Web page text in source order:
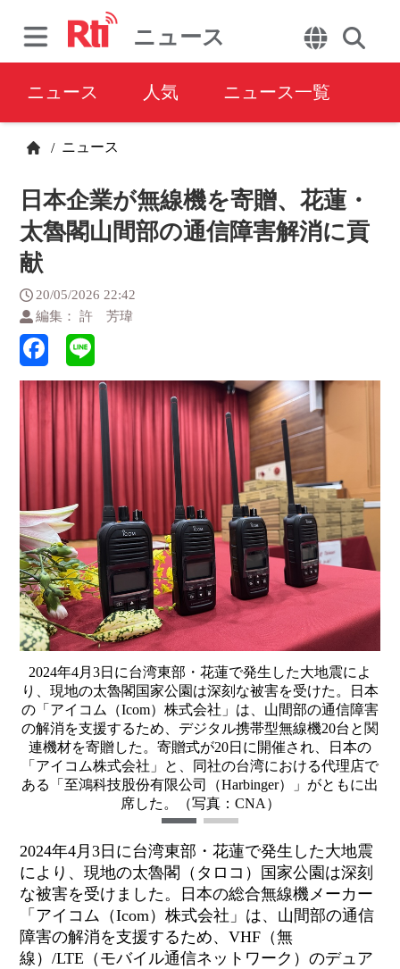
ニュース
ニュース 人気 ニュース一覧
/ ニュース
日本企業が無線機を寄贈、花蓮・
太魯閣山間部の通信障害解消に貢
献
20/05/2026 22:42
編集： 許 芳瑋
2024年4月3日に台湾東部・花蓮で発生した大地震によ
り、現地の太魯閣国家公園は深刻な被害を受けた。日本
の「アイコム（Icom）株式会社」は、山間部の通信障害
の解消を支援するため、デジタル携帯型無線機20台と関
連機材を寄贈した。寄贈式が20日に開催され、日本の
「アイコム株式会社」と、同社の台湾における代理店で
ある「至鴻科技股份有限公司（Harbinger）」がともに出
席した。（写真：CNA）
2024年4月3日に台湾東部・花蓮で発生した大地震
により、現地の太魯閣（タロコ）国家公園は深刻
な被害を受けました。日本の総合無線機メーカー
「アイコム（Icom）株式会社」は、山間部の通信
障害の解消を支援するため、VHF（無
線）/LTE（モバイル通信ネットワーク）のデュア